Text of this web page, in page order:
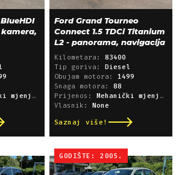
mjenjač
Ford Grand Tourneo
Connect 1.5 TDCi Titanium
L2 - panorama, navigacija
Kilometara: 83400
Tip goriva:
Diesel
Obujam motora: 1499
Snaga motora: 88
Prijenos:
Mehanički mjenjač
Vlasnik:
None
Saznaj više!
GODIŠTE: 2005.